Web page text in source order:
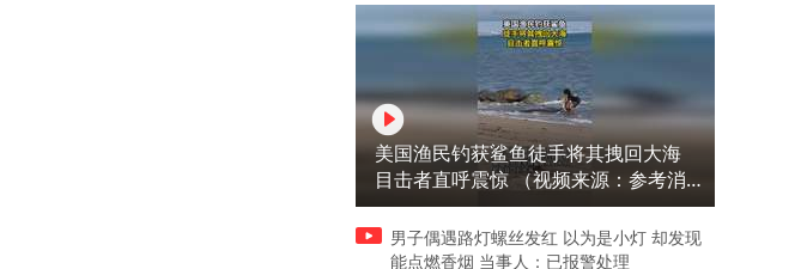
美国渔民钓获鲨鱼徒手将其拽回大海
目击者直呼震惊 （视频来源：参考消
息）
男子偶遇路灯螺丝发红 以为是小灯 却发现
能点燃香烟 当事人：已报警处理